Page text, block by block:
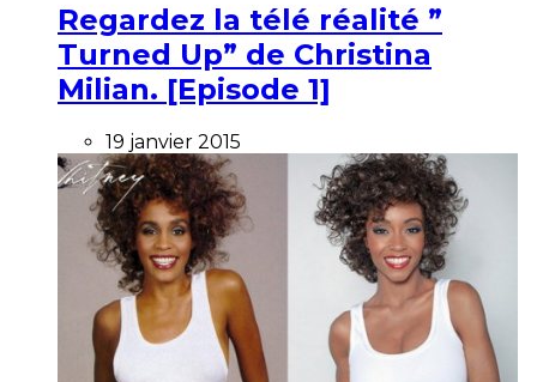
Regardez la télé réalité ”
Turned Up” de Christina
Milian. [Episode 1]
19 janvier 2015